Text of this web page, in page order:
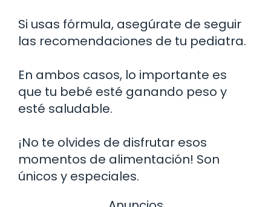
Si usas fórmula, asegúrate de seguir
las recomendaciones de tu pediatra.
En ambos casos, lo importante es
que tu bebé esté ganando peso y
esté saludable.
¡No te olvides de disfrutar esos
momentos de alimentación! Son
únicos y especiales.